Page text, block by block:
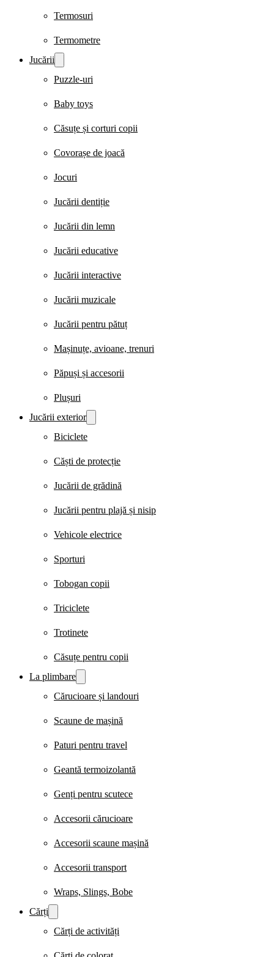
Termosuri
Termometre
Jucării
Puzzle-uri
Baby toys
Căsuțe și corturi copii
Covorașe de joacă
Jocuri
Jucării dentiție
Jucării din lemn
Jucării educative
Jucării interactive
Jucării muzicale
Jucării pentru pătuț
Mașinuțe, avioane, trenuri
Păpuși și accesorii
Plușuri
Jucării exterior
Biciclete
Căști de protecție
Jucării de grădină
Jucării pentru plajă și nisip
Vehicole electrice
Sporturi
Tobogan copii
Triciclete
Trotinete
Căsuțe pentru copii
La plimbare
Cărucioare și landouri
Scaune de mașină
Paturi pentru travel
Geantă termoizolantă
Genți pentru scutece
Accesorii cărucioare
Accesorii scaune mașină
Accesorii transport
Wraps, Slings, Bobe
Cărți
Cărți de activități